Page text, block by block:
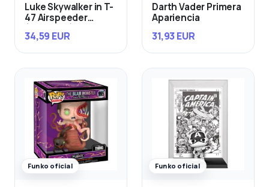
Luke Skywalker in T-
47 Airspeeder
34,59 EUR
Darth Vader Primera
Apariencia
31,93 EUR
Funko oficial Funko oficial